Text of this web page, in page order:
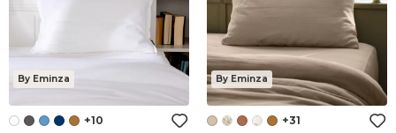
By Eminza
+10
By Eminza
+31